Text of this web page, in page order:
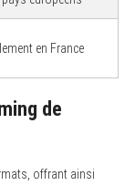
en France
de
offrant ainsi